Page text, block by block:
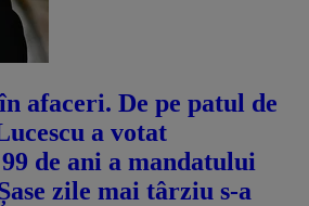
afaceri. De pe patul de
a votat
de ani a mandatului
zile mai târziu s-a